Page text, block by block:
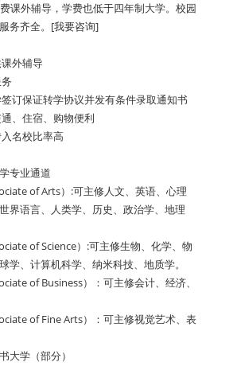
课外辅导，学费也低于四年制大学。校园
务齐全。[我要咨询]
外辅导
订保证转学协议并发有条件录取通知书
、住宿、购物便利
名校比率高
专业通道
of Arts）:可主修人文、英语、心理
界语言、人类学、历史、政治学、地理
of Science）:可主修生物、化学、物
学、计算机科学、纳米科技、地质学。
of Business）：可主修会计、经济、
of Fine Arts）：可主修视觉艺术、表
大学（部分）